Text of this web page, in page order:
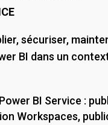
sécuriser,
BI dans un
BI Service :
Workspaces,